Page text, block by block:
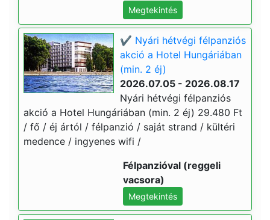
Megtekintés
✔️ Nyári hétvégi félpanziós
akció a Hotel Hungáriában
(min. 2 éj)
2026.07.05 - 2026.08.17
Nyári hétvégi félpanziós
akció a Hotel Hungáriában (min. 2 éj) 29.480 Ft
/ fő / éj ártól / félpanzió / saját strand / kültéri
medence / ingyenes wifi /
Félpanzióval (reggeli
vacsora)
Megtekintés